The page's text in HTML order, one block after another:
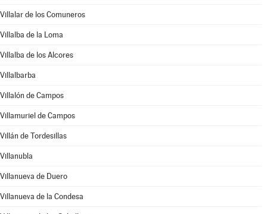
Villalar de los Comuneros
Villalba de la Loma
Villalba de los Alcores
Villalbarba
Villalón de Campos
Villamuriel de Campos
Villán de Tordesillas
Villanubla
Villanueva de Duero
Villanueva de la Condesa